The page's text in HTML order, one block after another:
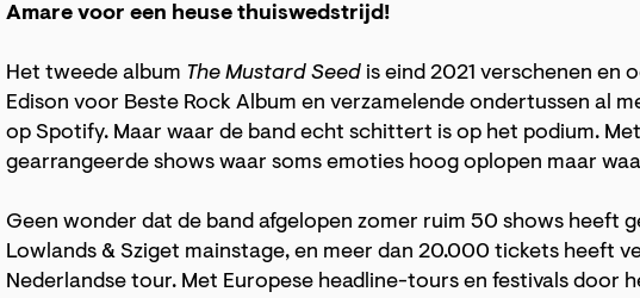
Amare voor een heuse thuiswedstrijd!
Het tweede album The Mustard Seedis eind 2021 verschenen en
Edison voor Beste Rock Album en verzamelende ondertussen al
op Spotify. Maar waar de band echt schittert is op het podium.
gearrangeerde shows waar soms emoties hoog oplopen maar
Geen wonder dat de band afgelopen zomer ruim 50 shows heeft
Lowlands & Sziget mainstage, en meer dan 20.000 tickets heeft
Nederlandse tour. Met Europese headline-tours en festivals door